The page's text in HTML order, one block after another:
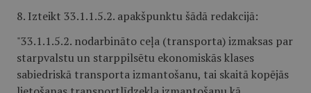
8. Izteikt 33.1.1.5.2. apakšpunktu šādā redakcijā:
"33.1.1.5.2. nodarbināto ceļa (transporta) izmaksas par
starpvalstu un starppilsētu ekonomiskās klases
sabiedriskā transporta izmantošanu, tai skaitā kopējās